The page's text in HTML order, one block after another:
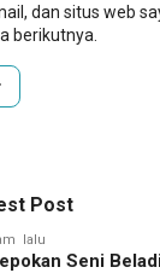
dan situs web
berikutnya.
Post
lalu
Seni